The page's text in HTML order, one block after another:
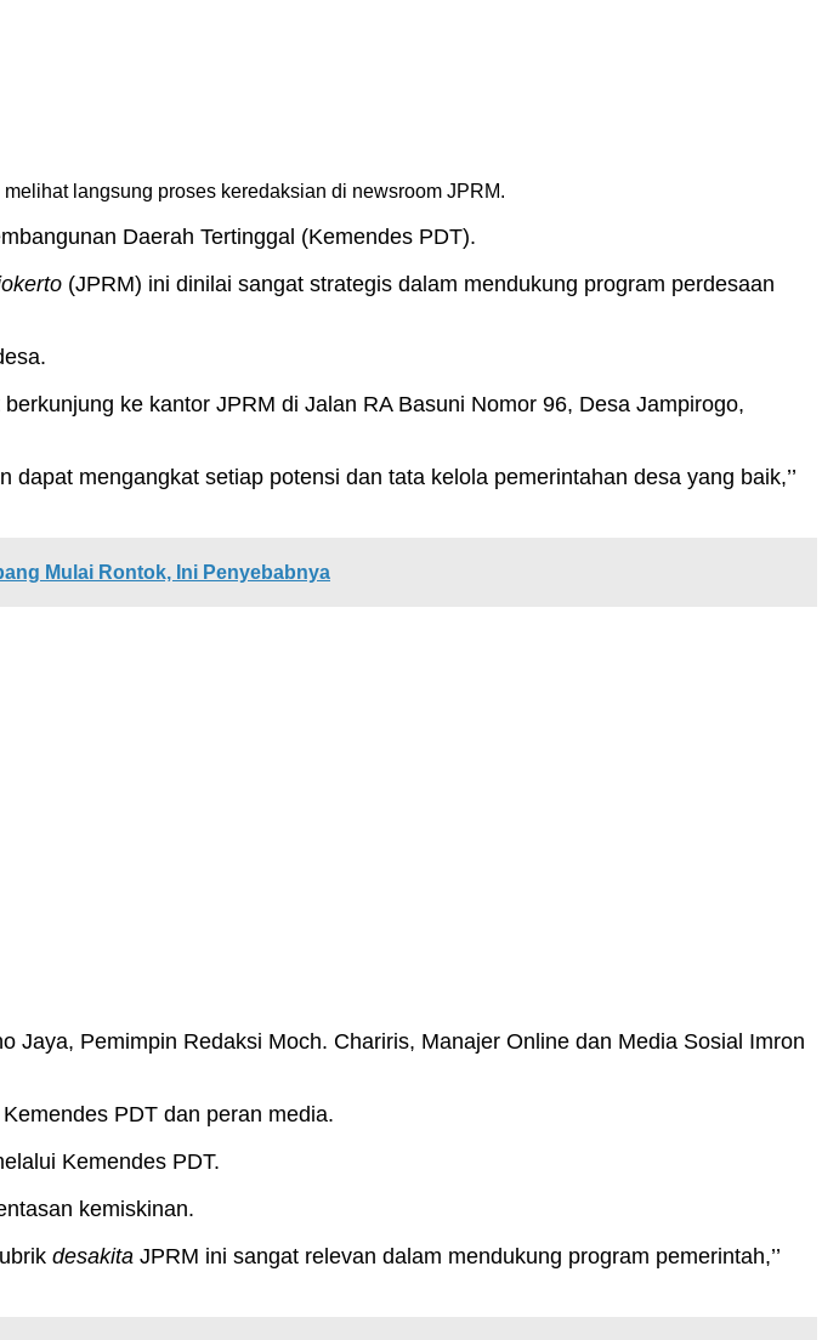
langsung proses keredaksian di newsroom JPRM.
Daerah Tertinggal (Kemendes PDT).
(JPRM) ini dinilai sangat strategis dalam mendukung program perdesaan
ke kantor JPRM di Jalan RA Basuni Nomor 96, Desa Jampirogo,
mengangkat setiap potensi dan tata kelola pemerintahan desa yang baik,’’
Mulai Rontok, Ini Penyebabnya
Pemimpin Redaksi Moch. Chariris, Manajer Online dan Media Sosial Imron
PDT dan peran media.
Kemendes PDT.
kemiskinan.
desakita JPRM ini sangat relevan dalam mendukung program pemerintah,’’